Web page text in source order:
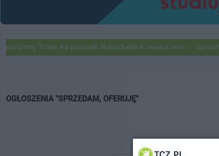
Gminy Tczew. Na początek Shaun Baker & Jessica Jean
OGŁOSZENIA "SPRZEDAM, OFERUJĘ"